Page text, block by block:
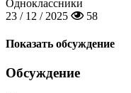
Одноклассники
23 / 12 / 2025
58
Показать обсуждение
Обсуждение